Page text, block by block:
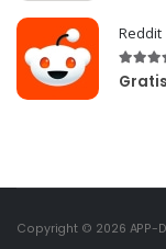
Reddit
Gratis
Copyright © 2026 APP-